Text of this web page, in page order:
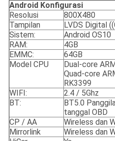
Android Konfigurasi
Resolusi
800X480
Tampilan
LVDS Digital
Sistem:
Android OS10
RAM:
4GB
EMMC:
64GB
Model CPU
Dual-core
Quad-core
RK3399
WIFI:
2.4 / 5Ghz
BT:
BT5.0
tanggal OBD
CP / AA
Wireless dan
Mirrorlink
Wireless dan